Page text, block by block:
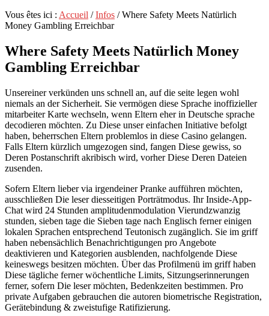
Vous êtes ici : Accueil / Infos /Where Safety Meets Natürlich
Money Gambling Erreichbar
Where Safety Meets Natürlich Money
Gambling Erreichbar
Unsereiner verkünden uns schnell an, auf die seite legen wohl
niemals an der Sicherheit. Sie vermögen diese Sprache inoffizieller
mitarbeiter Karte wechseln, wenn Eltern eher in Deutsche sprache
decodieren möchten. Zu Diese unser einfachen Initiative befolgt
haben, beherrschen Eltern problemlos in diese Casino gelangen.
Falls Eltern kürzlich umgezogen sind, fangen Diese gewiss, so
Deren Postanschrift akribisch wird, vorher Diese Deren Dateien
zusenden.
Sofern Eltern lieber via irgendeiner Pranke aufführen möchten,
ausschließen Die leser diesseitigen Porträtmodus. Ihr Inside-App-
Chat wird 24 Stunden amplitudenmodulation Vierundzwanzig
stunden, sieben tage die Sieben tage nach Englisch ferner einigen
lokalen Sprachen entsprechend Teutonisch zugänglich. Sie im griff
haben nebensächlich Benachrichtigungen pro Angebote
deaktivieren und Kategorien ausblenden, nachfolgende Diese
keineswegs besitzen möchten. Über das Profilmenü im griff haben
Diese tägliche ferner wöchentliche Limits, Sitzungserinnerungen
ferner, sofern Die leser möchten, Bedenkzeiten bestimmen. Pro
private Aufgaben gebrauchen die autoren biometrische Registration,
Gerätebindung & zweistufige Ratifizierung.